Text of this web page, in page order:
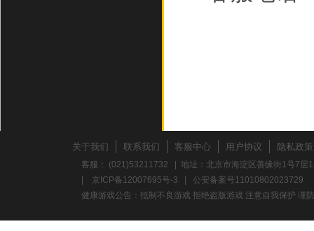
关于我们 联系我们 客服中心 用户协议 隐私政策
客服： (021)53211732 | 地址：北京市海淀区善缘街1号7
京ICP备12007695号-3
公安备案号11010802023729
健康游戏公告：抵制不良游戏 拒绝盗版游戏 注意自我保护 谨